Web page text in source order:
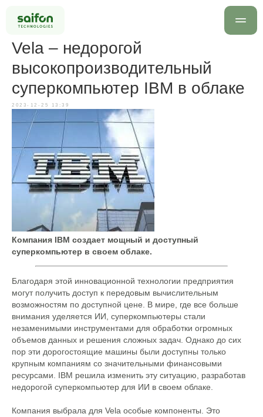
Vela – недорогой
высокопроизводительный
суперкомпьютер IBM в облаке
2023-12-25 13:39
Компания IBM создает мощный и доступный
суперкомпьютер в своем облаке.
Благодаря этой инновационной технологии предприятия
могут получить доступ к передовым вычислительным
возможностям по доступной цене. В мире, где все больше
внимания уделяется ИИ, суперкомпьютеры стали
незаменимыми инструментами для обработки огромных
объемов данных и решения сложных задач. Однако до сих
пор эти дорогостоящие машины были доступны только
крупным компаниям со значительными финансовыми
ресурсами. IBM решила изменить эту ситуацию, разработав
недорогой суперкомпьютер для ИИ в своем облаке.
Компания выбрала для Vela особые компоненты. Это